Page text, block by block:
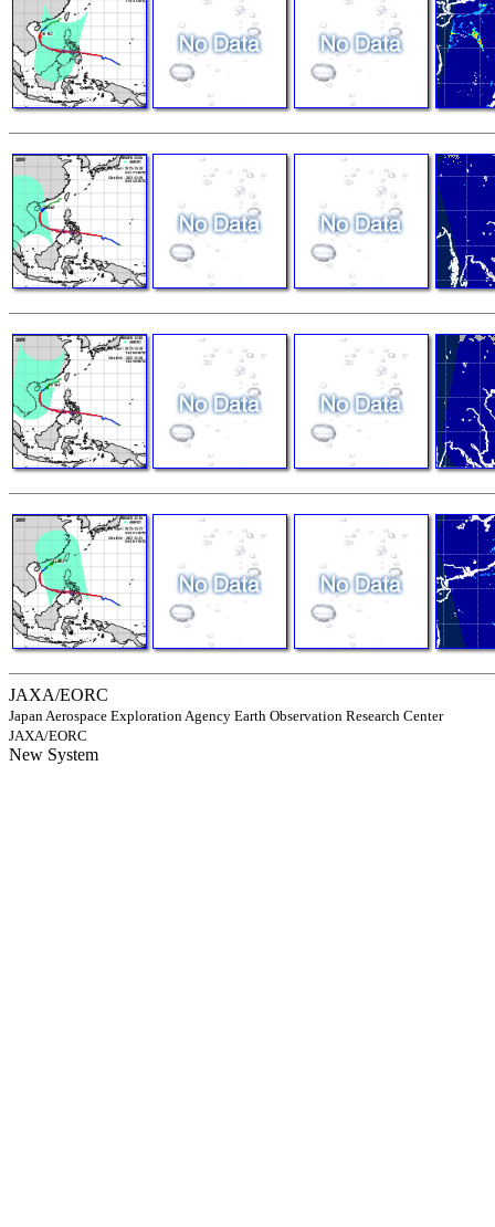
JAXA/EORC
Japan Aerospace Exploration Agency Earth Observation Research Center
JAXA/EORC
New System